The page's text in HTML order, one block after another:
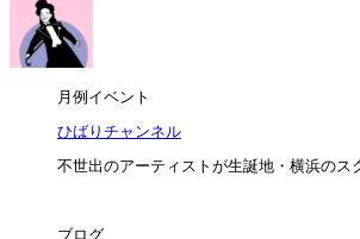
月例イベント
ひばりチャンネル
不世出のアーティストが生誕地・横浜のス
ブログ